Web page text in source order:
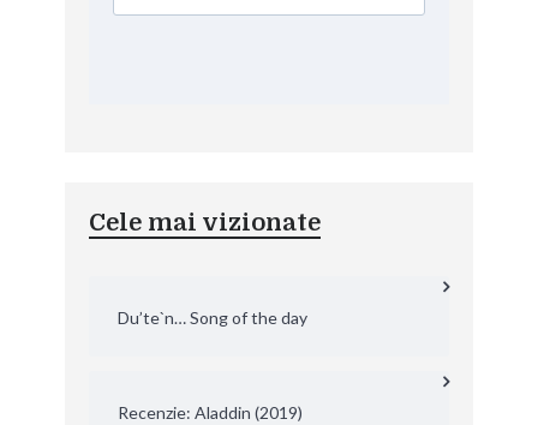
Cele mai vizionate
Du’te`n… Song of the day
Recenzie: Aladdin (2019)